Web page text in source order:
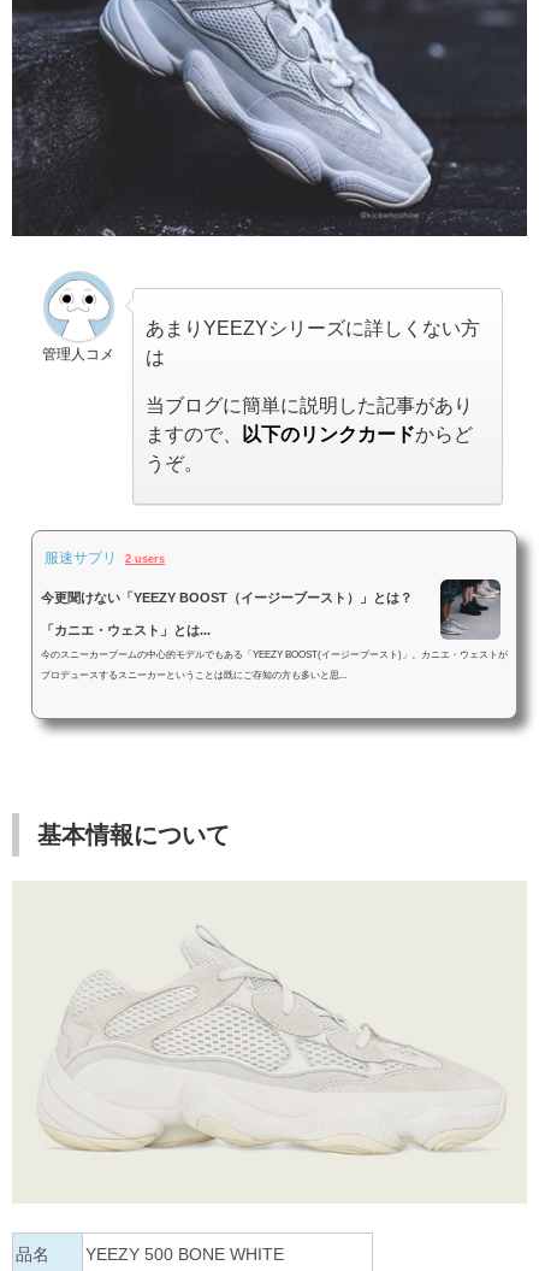
管理人コメ
あまりYEEZYシリーズに詳しくない方
は
当ブログに簡単に説明した記事があり
ますので、
以下のリンクカードからど
うぞ。
服速サプリ 2 users
今更聞けない「YEEZY BOOST（イージーブースト）」とは？
「カニエ・ウェスト」とは...
今のスニーカーブームの中心的モデルでもある「YEEZY BOOST(イージーブースト)」。カニエ・ウェストが
プロデュースするスニーカーということは既にご存知の方も多いと思...
基本情報について
品名 YEEZY 500 BONE WHITE